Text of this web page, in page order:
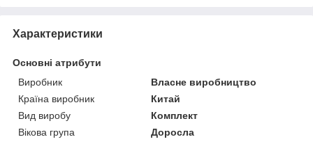
Характеристики
Основні атрибути
Виробник
Власне виробництво
Країна виробник
Китай
Вид виробу
Комплект
Вікова група
Доросла